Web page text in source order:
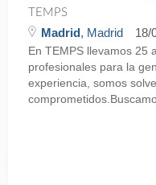
TEMPS
Madrid, Madrid 18/
En TEMPS llevamos 25
profesionales para la
experiencia, somos